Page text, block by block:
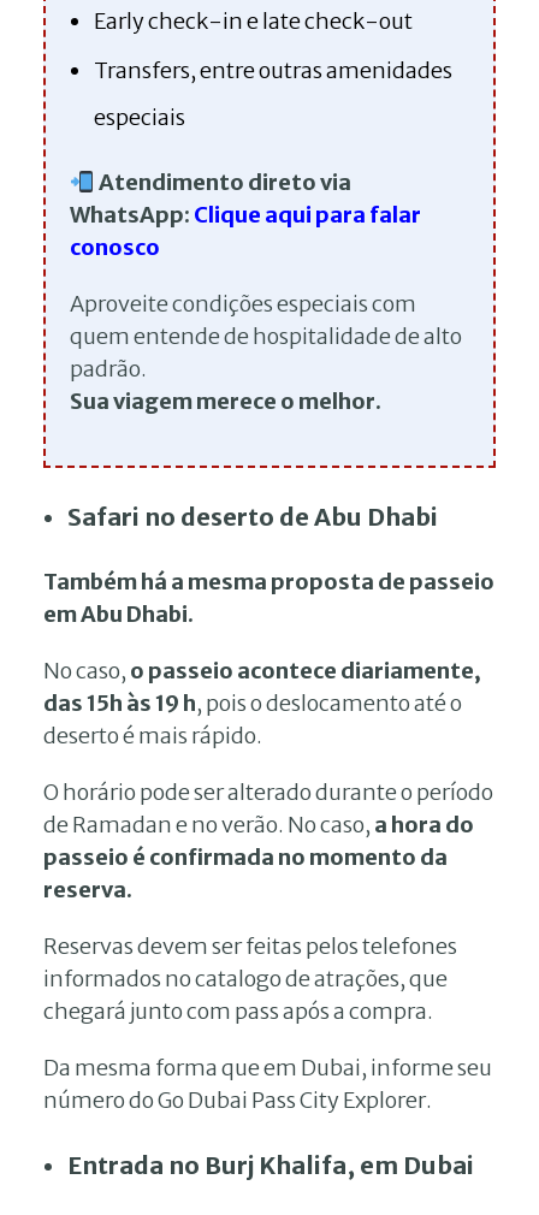
Early check-in e late check-out
Transfers, entre outras amenidades
especiais
Atendimento direto via
WhatsApp: Clique aqui para falar
conosco
Aproveite condições especiais com
quem entende de hospitalidade de alto
padrão.
Sua viagem merece o melhor.
Safari no deserto de Abu Dhabi
Também há a mesma proposta de passeio
em Abu Dhabi.
No caso, o passeio acontece diariamente,
das 15h às 19 h, pois o deslocamento até o
deserto é mais rápido.
O horário pode ser alterado durante o período
de Ramadan e no verão. No caso, a hora do
passeio é confirmada no momento da
reserva.
Reservas devem ser feitas pelos telefones
informados no catalogo de atrações, que
chegará junto com pass após a compra.
Da mesma forma que em Dubai, informe seu
número do Go Dubai Pass City Explorer.
Entrada no Burj Khalifa, em Dubai